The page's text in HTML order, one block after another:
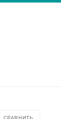
СРАВНИТЬ